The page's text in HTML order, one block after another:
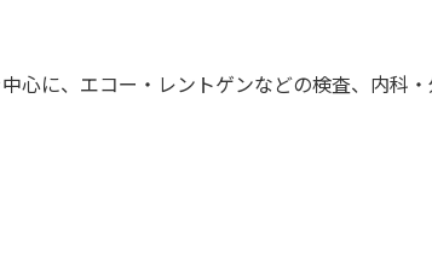
心に、エコー・レントゲンなどの検査、内科